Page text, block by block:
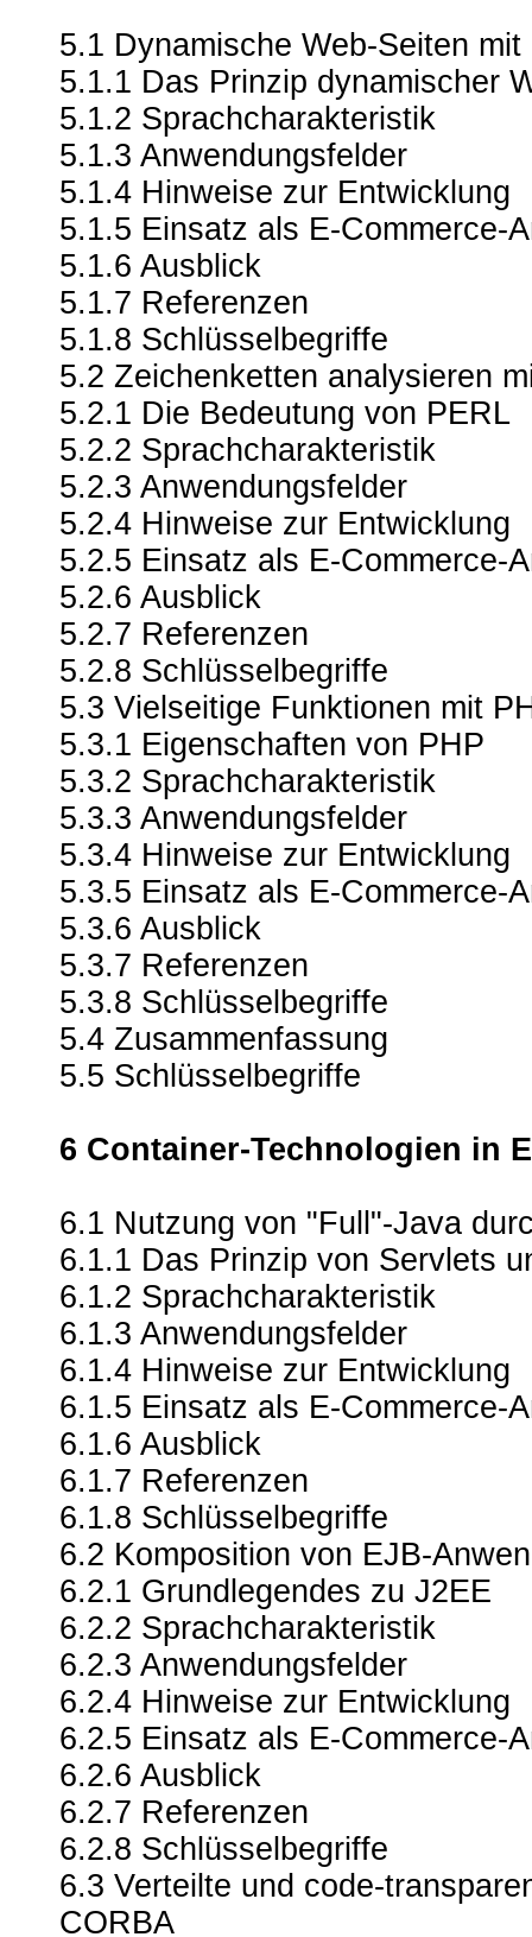
5.1 Dynamische Web-Seiten mit
5.1.1 Das Prinzip dynamischer
5.1.2 Sprachcharakteristik
5.1.3 Anwendungsfelder
5.1.4 Hinweise zur Entwicklung
5.1.5 Einsatz als E-Commerce-
5.1.6 Ausblick
5.1.7 Referenzen
5.1.8 Schlüsselbegriffe
5.2 Zeichenketten analysieren
5.2.1 Die Bedeutung von PERL
5.2.2 Sprachcharakteristik
5.2.3 Anwendungsfelder
5.2.4 Hinweise zur Entwicklung
5.2.5 Einsatz als E-Commerce-
5.2.6 Ausblick
5.2.7 Referenzen
5.2.8 Schlüsselbegriffe
5.3 Vielseitige Funktionen mit
5.3.1 Eigenschaften von PHP
5.3.2 Sprachcharakteristik
5.3.3 Anwendungsfelder
5.3.4 Hinweise zur Entwicklung
5.3.5 Einsatz als E-Commerce-
5.3.6 Ausblick
5.3.7 Referenzen
5.3.8 Schlüsselbegriffe
5.4 Zusammenfassung
5.5 Schlüsselbegriffe
6 Container-Technologien in
6.1 Nutzung von "Full"-Java
6.1.1 Das Prinzip von Servlets
6.1.2 Sprachcharakteristik
6.1.3 Anwendungsfelder
6.1.4 Hinweise zur Entwicklung
6.1.5 Einsatz als E-Commerce-
6.1.6 Ausblick
6.1.7 Referenzen
6.1.8 Schlüsselbegriffe
6.2 Komposition von EJB-
6.2.1 Grundlegendes zu J2EE
6.2.2 Sprachcharakteristik
6.2.3 Anwendungsfelder
6.2.4 Hinweise zur Entwicklung
6.2.5 Einsatz als E-Commerce-
6.2.6 Ausblick
6.2.7 Referenzen
6.2.8 Schlüsselbegriffe
6.3 Verteilte und code-
CORBA